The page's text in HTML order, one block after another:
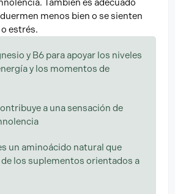
También es adecuado
menos bien o se sienten
estrés.
y B6 para apoyar los niveles
y los momentos de
a una sensación de
un aminoácido natural que
los suplementos orientados a